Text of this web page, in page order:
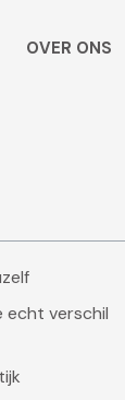
OVER ONS
echt verschil